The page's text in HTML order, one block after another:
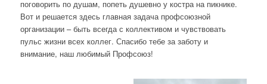
поговорить по душам, попеть душевно у костра на пикнике.
Вот и решается здесь главная задача профсоюзной
организации – быть всегда с коллективом и чувствовать
пульс жизни всех коллег. Спасибо тебе за заботу и
внимание, наш любимый Профсоюз!